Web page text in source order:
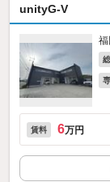
unityG-V
福
賃料 6万円